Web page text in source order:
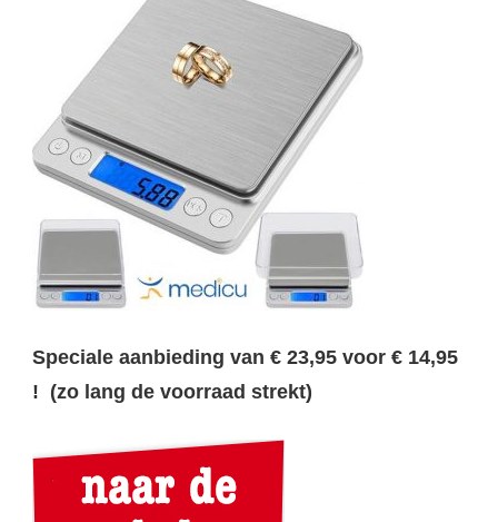
Speciale aanbieding van € 23,95 voor € 14,95
! (zo lang de voorraad strekt)